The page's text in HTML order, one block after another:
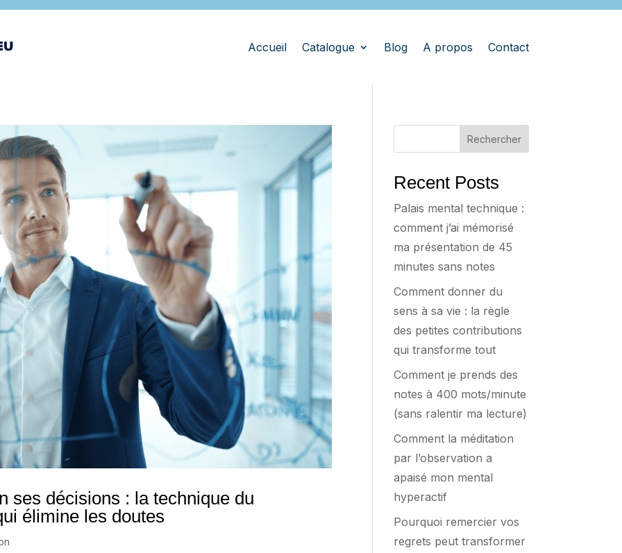
Accueil Catalogue Blog A propos Contact
ses décisions : la technique du
élimine les doutes
Rechercher
Recent Posts
Palais mental technique :
comment j’ai mémorisé
ma présentation de 45
minutes sans notes
Comment donner du
sens à sa vie : la règle
des petites contributions
qui transforme tout
Comment je prends des
notes à 400 mots/minute
(sans ralentir ma lecture)
Comment la méditation
par l’observation a
apaisé mon mental
hyperactif
Pourquoi remercier vos
regrets peut transformer